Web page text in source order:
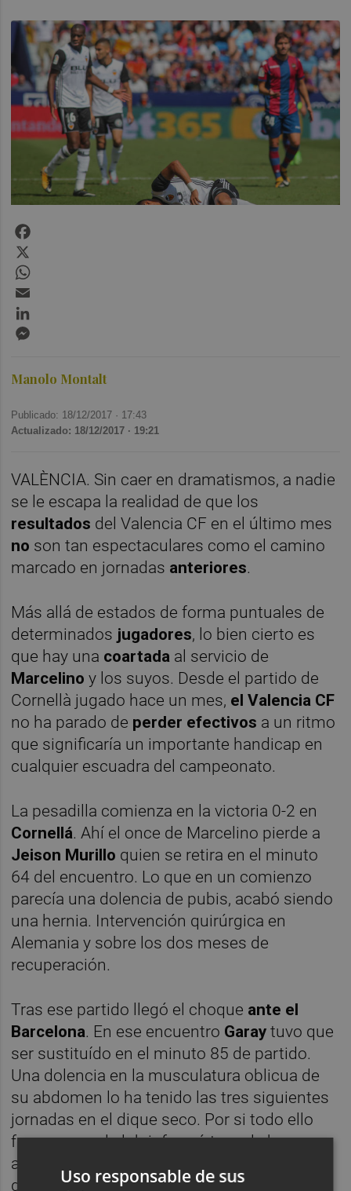
Manolo Montalt
Publicado: 18/12/2017 · 17:43
Actualizado: 18/12/2017 · 19:21
VALÈNCIA. Sin caer en dramatismos, a nadie
se le escapa la realidad de que los
resultados del Valencia CF en el último mes
no son tan espectaculares como el camino
marcado en jornadas anteriores.
Más allá de estados de forma puntuales de
determinados jugadores, lo bien cierto es
que hay una coartada al servicio de
Marcelino y los suyos. Desde el partido de
Cornellà jugado hace un mes, el Valencia CF
no ha parado de perder efectivos a un ritmo
que significaría un importante handicap en
cualquier escuadra del campeonato.
La pesadilla comienza en la victoria 0-2 en
Cornellá. Ahí el once de Marcelino pierde a
Jeison Murillo quien se retira en el minuto
64 del encuentro. Lo que en un comienzo
parecía una dolencia de pubis, acabó siendo
una hernia. Intervención quirúrgica en
Alemania y sobre los dos meses de
recuperación.
Tras ese partido llegó el choque ante el
Barcelona. En ese encuentro Garay tuvo que
ser sustituído en el minuto 85 de partido.
Una dolencia en la musculatura oblicua de
su abdomen lo ha tenido las tres siguientes
jornadas en el dique seco. Por si todo ello
fuera poco, el club informó tras el choque
ante los catalanes que el jugador más
desequilibrante de toda la plantilla,
Uso responsable de sus